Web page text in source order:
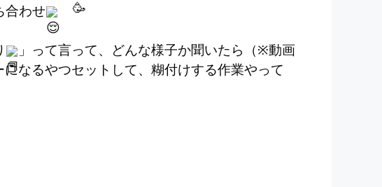
合わせ
」って言って、どんな様子か聞いたら（※動画
になるやつセットして、糊付けする作業やって